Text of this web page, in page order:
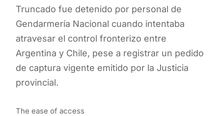
Truncado fue detenido por personal de
Gendarmería Nacional cuando intentaba
atravesar el control fronterizo entre
Argentina y Chile, pese a registrar un pedido
de captura vigente emitido por la Justicia
provincial.
The ease of access